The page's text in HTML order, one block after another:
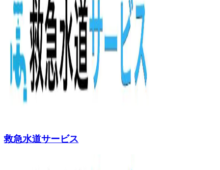
救急水道サービス